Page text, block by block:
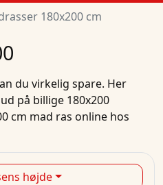
180x200 cm
du virkelig spare. Her
på billige 180x200
cm mad ras online hos
højde